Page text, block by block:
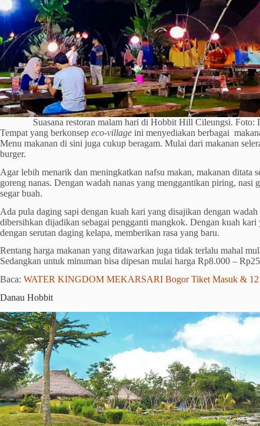
Suasana restoran malam hari di Hobbit Hill Cileungsi. Foto:
Tempat yang berkonsep eco-village ini menyediakan berbagai
Menu makanan di sini juga cukup beragam. Mulai dari makanan
burger.
Agar lebih menarik dan meningkatkan nafsu makan, makanan ditata
goreng nanas. Dengan wadah nanas yang menggantikan piring, nasi
segar buah.
Ada pula daging sapi dengan kuah kari yang disajikan dengan
dibersihkan dijadikan sebagai pengganti mangkok. Dengan kuah kari
dengan serutan daging kelapa, memberikan rasa yang baru.
Rentang harga makanan yang ditawarkan juga tidak terlalu mahal
Sedangkan untuk minuman bisa dipesan mulai harga Rp8.000 –
Baca: WATER KINGDOM MEKARSARI Bogor Tiket Masuk & 12
Danau Hobbit